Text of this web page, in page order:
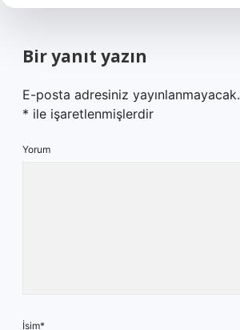
Bir yanıt yazın
E-posta adresiniz yayınlanmayacak.
* ile işaretlenmişlerdir
Yorum
İsim*